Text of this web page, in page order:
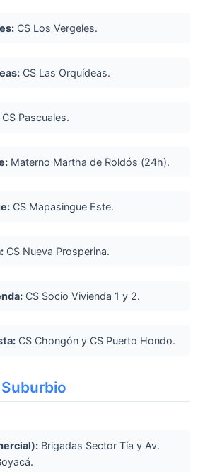
CS Los Vergeles.
CS Las Orquídeas.
CS Pascuales.
Materno Martha de Roldós (24h).
CS Mapasingue Este.
CS Nueva Prosperina.
CS Socio Vivienda 1 y 2.
CS Chongón y CS Puerto Hondo.
Brigadas Sector Tía y Av.